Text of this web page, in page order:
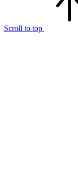
Scroll to top